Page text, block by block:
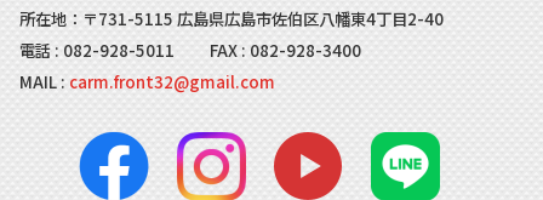
所在地：〒731-5115 広島県広島市佐伯区八幡東4丁目2-40
電話 : 082-928-5011 FAX : 082-928-3400
MAIL : carm.front32@gmail.com